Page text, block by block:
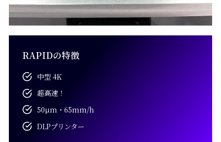
RAPIDの特徴
中型 4K
超高速！
50µm・65mm/h
DLPプリンター